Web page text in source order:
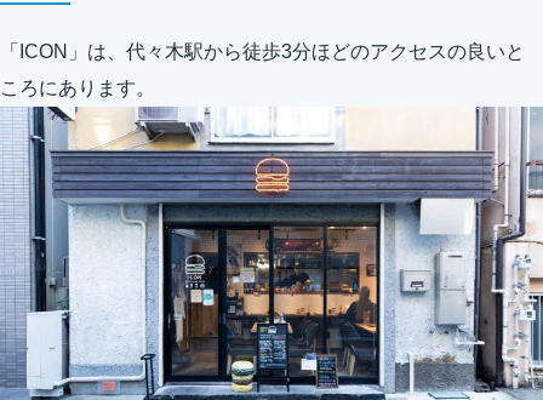
「ICON」は、代々木駅から徒歩3分ほどのアクセスの良いと
ころにあります。